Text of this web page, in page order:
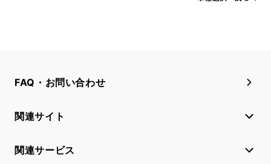
FAQ・お問い合わせ
関連サイト
関連サービス